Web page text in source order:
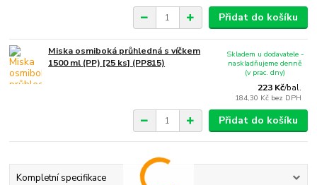
Přidat do košíku
Miska osmiboká průhledná s víčkem
1500 ml (PP) [25 ks] (PP815)
223 Kč/bal.
184,30 Kč bez DPH
Skladem u dodavatele -
naskladňujeme denně
(v prac. dny)
Přidat do košíku
Kompletní specifikace